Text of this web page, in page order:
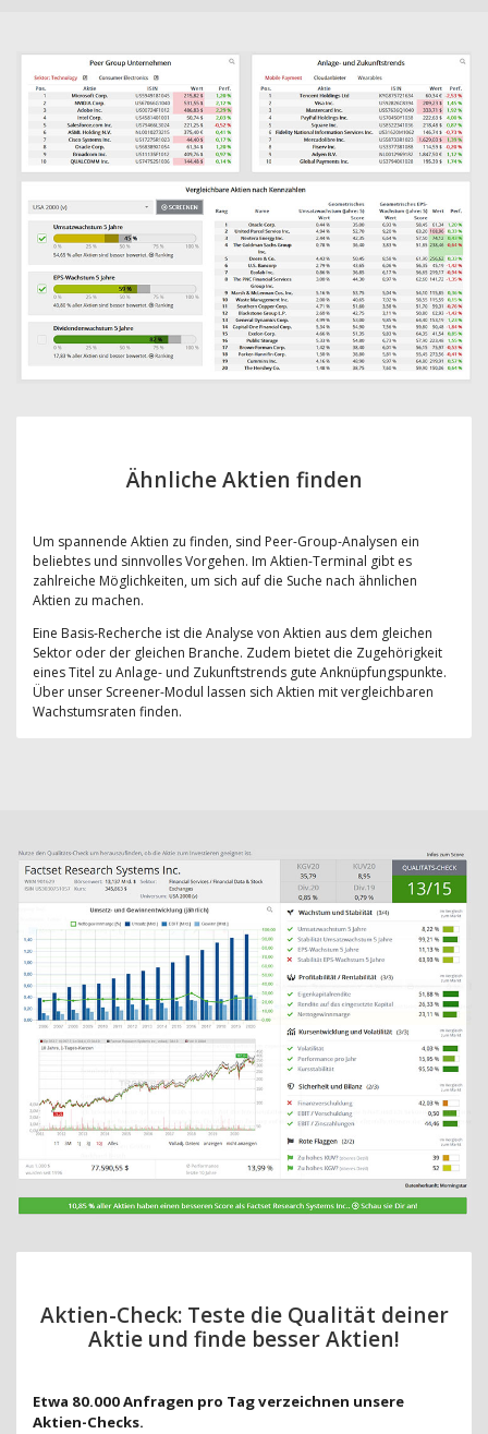
Ähnliche Aktien finden
Um spannende Aktien zu finden, sind Peer-Group-Analysen ein
beliebtes und sinnvolles Vorgehen. Im Aktien-Terminal gibt es
zahlreiche Möglichkeiten, um sich auf die Suche nach ähnlichen
Aktien zu machen.
Eine Basis-Recherche ist die Analyse von Aktien aus dem gleichen
Sektor oder der gleichen Branche. Zudem bietet die Zugehörigkeit
eines Titel zu Anlage- und Zukunftstrends gute Anknüpfungspunkte.
Über unser Screener-Modul lassen sich Aktien mit vergleichbaren
Wachstumsraten finden.
Aktien-Check: Teste die Qualität deiner
Aktie und finde besser Aktien!
Etwa 80.000 Anfragen pro Tag verzeichnen unsere
Aktien-Checks.